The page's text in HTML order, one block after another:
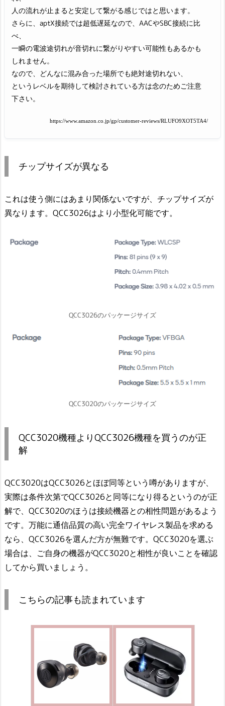
人の流れが止まると安定して繋がる感じではと思います。
さらに、aptX接続では超低遅延なので、AACやSBC接続に比
べ、
一瞬の電波途切れが音切れに繋がりやすい可能性もあるかも
しれません。
なので、どんなに混み合った場所でも絶対途切れない、
というレベルを期待して検討されている方は念のためご注意
下さい。
https://www.amazon.co.jp/gp/customer-reviews/RLUFO9XOT5TA4/
チップサイズが異なる
これは使う側にはあまり関係ないですが、チップサイズが
異なります。QCC3026はより小型化可能です。
QCC3026のパッケージサイズ
QCC3020のパッケージサイズ
QCC3020機種よりQCC3026機種を買うのが正
解
QCC3020はQCC3026とほぼ同等という噂がありますが、
実際は条件次第でQCC3026と同等になり得るというのが正
解で、QCC3020のほうは接続機器との相性問題があるよう
です。万能に通信品質の高い完全ワイヤレス製品を求める
なら、QCC3026を選んだ方が無難です。QCC3020を選ぶ
場合は、ご自身の機器がQCC3020と相性が良いことを確認
してから買いましょう。
こちらの記事も読まれています